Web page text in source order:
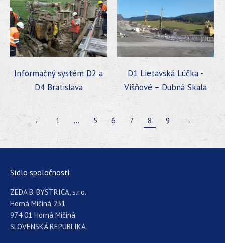
Informačný systém D2 a
D4 Bratislava
D1 Lietavská Lúčka -
Višňové – Dubná Skala
← 1 … 5 6 7 8 9 →
Sídlo spoločnosti
ZEDA B. BYSTRICA, s.r.o.
Horná Mičiná 231
974 01 Horná Mičiná
SLOVENSKÁ REPUBLIKA